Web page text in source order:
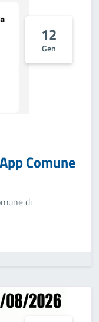
12
Gen
Comune
di